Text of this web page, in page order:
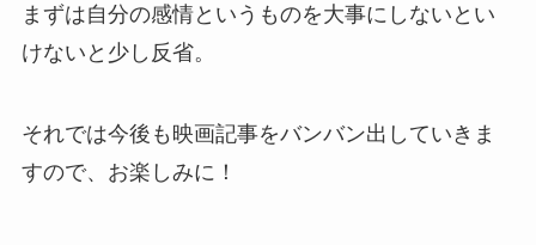
まずは自分の感情というものを大事にしないとい
けないと少し反省。
それでは今後も映画記事をバンバン出していきま
すので、お楽しみに！